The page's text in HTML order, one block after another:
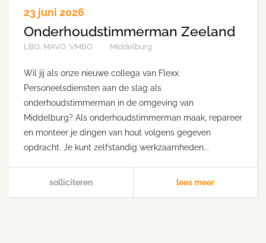
23 juni 2026
Onderhoudstimmerman Zeeland
LBO, MAVO, VMBO Middelburg
Wil jij als onze nieuwe collega van Flexx
Personeelsdiensten aan de slag als
onderhoudstimmerman in de omgeving van
Middelburg? Als onderhoudstimmerman maak, repareer
en monteer je dingen van hout volgens gegeven
opdracht. Je kunt zelfstandig werkzaamheden...
solliciteren lees meer